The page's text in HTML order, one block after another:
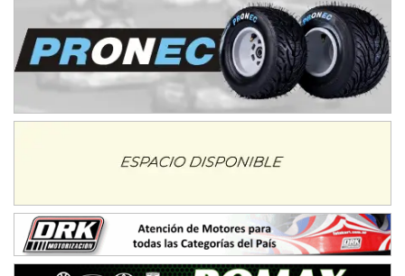
Villaguay (Entre Ríos)
VICTORIENSE - F7
El Cerro (Tierra)
Gral. E. Godoy (Río Negro)
Juventud Unida (Tierra)
Humboldt (Santa Fe)
NORESTE SANTAFESINO - F6